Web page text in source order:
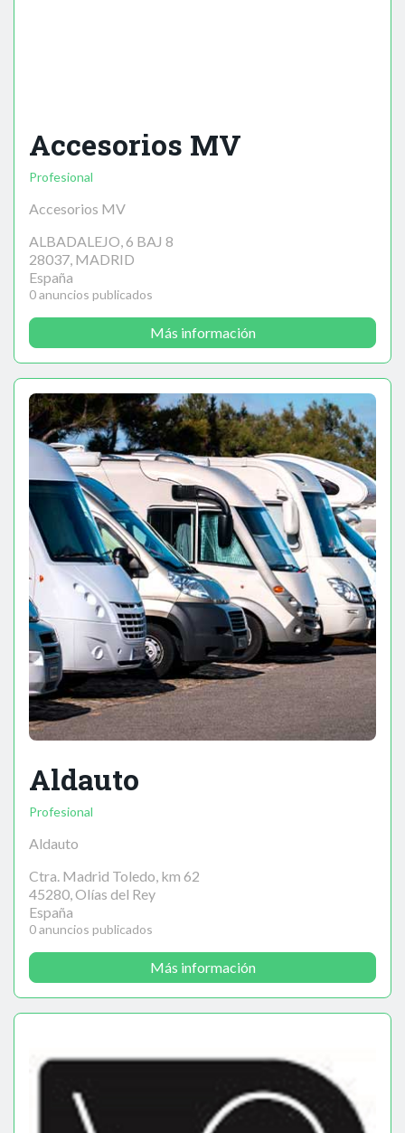
Accesorios MV
Profesional
Accesorios MV
ALBADALEJO, 6 BAJ 8
28037, MADRID
España
0 anuncios publicados
Más información
Aldauto
Profesional
Aldauto
Ctra. Madrid Toledo, km 62
45280, Olías del Rey
España
0 anuncios publicados
Más información